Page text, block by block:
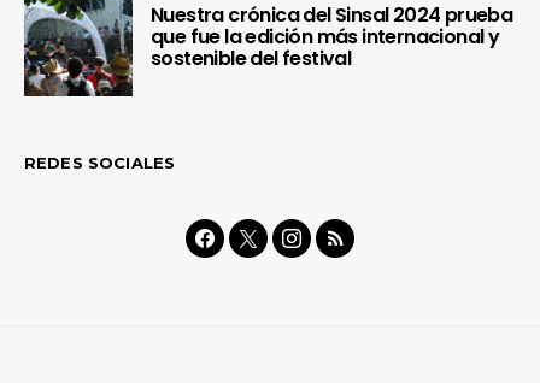
Nuestra crónica del Sinsal 2024 prueba
que fue la edición más internacional y
sostenible del festival
REDES SOCIALES